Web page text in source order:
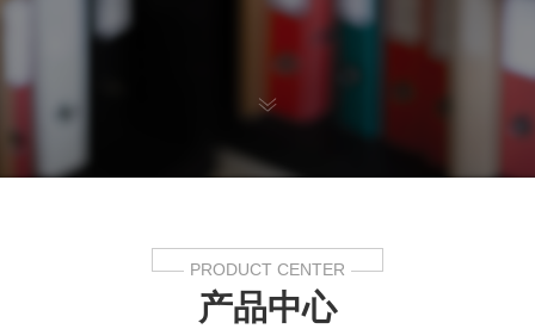
PRODUCT CENTER
产品中心